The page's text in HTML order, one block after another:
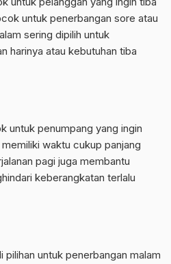
untuk penerbangan sore atau
sering dipilih untuk
harinya atau kebutuhan tiba
untuk penumpang yang ingin
waktu cukup panjang
pagi juga membantu
keberangkatan terlalu
untuk penerbangan malam